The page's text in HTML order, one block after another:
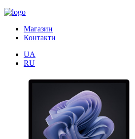
Магазин
Контакти
UA
RU